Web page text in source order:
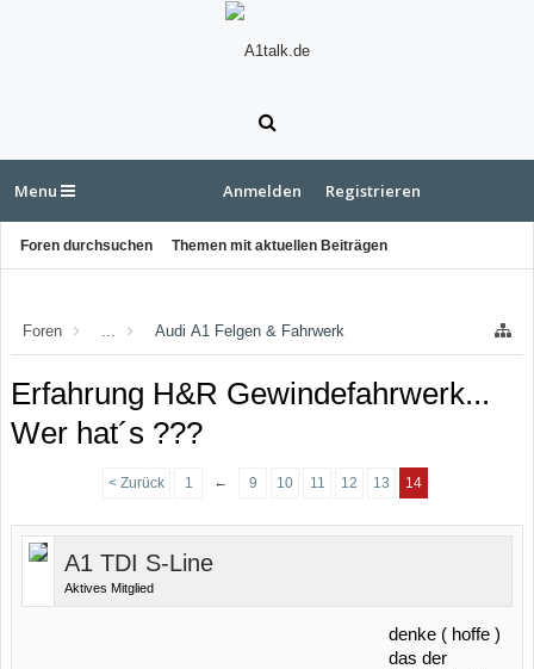
Menu
Foren durchsuchen Themen mit aktuellen Beiträgen
Anmelden Registrieren
Foren ... Audi A1 Felgen & Fahrwerk
Erfahrung H&R Gewindefahrwerk...
Wer hat´s ???
< Zurück 1 ← 9 10 11 12 13 14
A1 TDI S-Line
Aktives Mitglied
denke ( hoffe )
das der